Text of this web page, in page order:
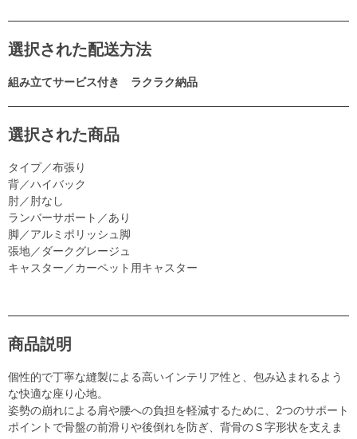
選択された配送方法
組み立てサービス付き ラクラク納品
選択された商品
タイプ／布張り
背／ハイバック
肘／肘なし
ランバーサポート／あり
脚／アルミポリッシュ脚
張地／ダークグレージュ
キャスター／カーペット用キャスター
商品説明
個性的で丁寧な縫製による高いインテリア性と、包み込まれるよう
な快適な座り心地。
姿勢の崩れによる肩や腰への負担を軽減するために、2つのサポート
ポイントで骨盤の前滑りや後倒れを防ぎ、背骨のＳ字形状を支えま